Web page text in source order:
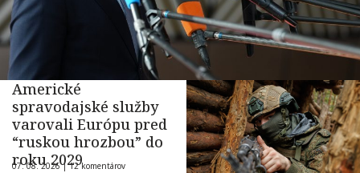
Americké
spravodajské služby
varovali Európu pred
“ruskou hrozbou” do
roku 2029
07. 08. 2026 |12 komentárov